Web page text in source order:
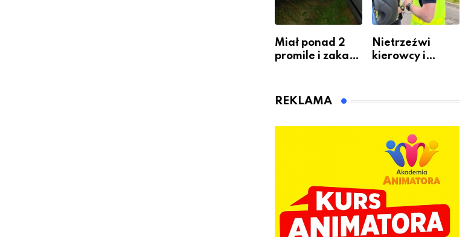
nauczyć?
Miał ponad 2
promile i zakaz
kierownicę w
Nietrzeźwi
kierowcy i
REKLAMA